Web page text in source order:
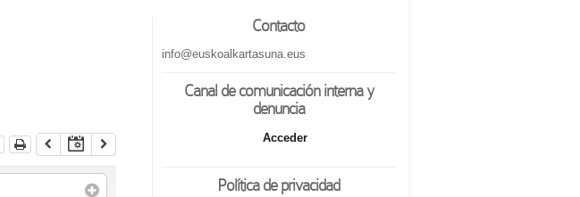
Contacto
info@euskoalkartasuna.eus
Canal de comunicación interna y
denuncia
Acceder
Política de privacidad